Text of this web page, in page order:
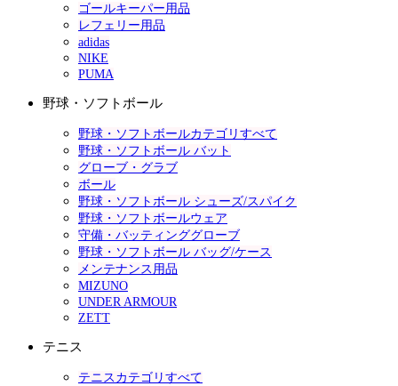
ゴールキーパー用品
レフェリー用品
adidas
NIKE
PUMA
野球・ソフトボール
野球・ソフトボールカテゴリすべて
野球・ソフトボール バット
グローブ・グラブ
ボール
野球・ソフトボール シューズ/スパイク
野球・ソフトボールウェア
守備・バッティンググローブ
野球・ソフトボール バッグ/ケース
メンテナンス用品
MIZUNO
UNDER ARMOUR
ZETT
テニス
テニスカテゴリすべて